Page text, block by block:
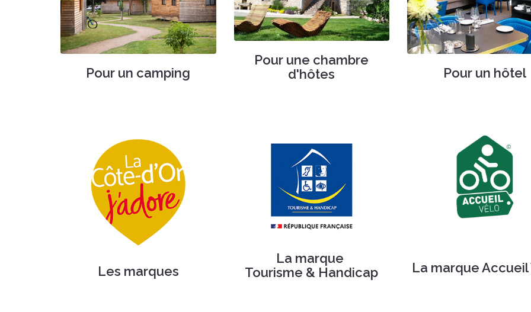
Pour un camping
Pour une chambre
d'hôtes
Pour un hôtel
Les marques
La marque
Tourisme & Handicap
La marque Accueil